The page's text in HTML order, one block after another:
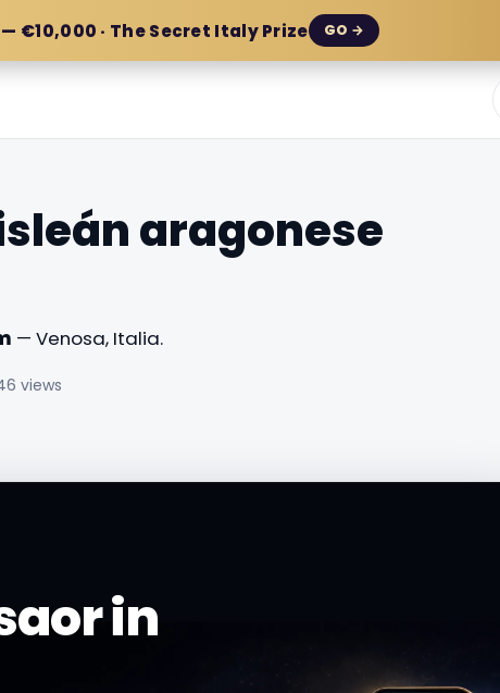
€10,000 · The Secret Italy Prize GO →
aragonese
— Venosa, Italia.
views
in